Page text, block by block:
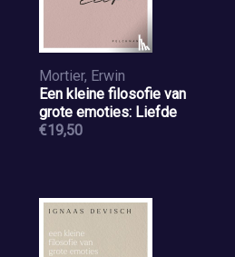
Mortier, Erwin
Een kleine filosofie van
grote emoties: Liefde
€19,50